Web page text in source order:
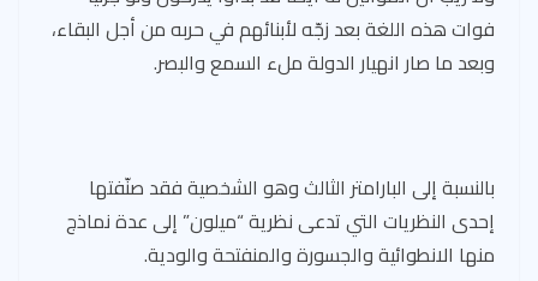
فوات هذه اللغة بعد زجّه لأبنائهم في حربه من أجل البقاء،
وبعد ما صار انهيار الدولة ملء السمع والبصر.
بالنسبة إلى البارامتر الثالث وهو الشخصية فقد صنّفتها
إحدى النظريات التي تدعى نظرية “ميلون” إلى عدة نماذج
منها الانطوائية والجسورة والمنفتحة والودية.